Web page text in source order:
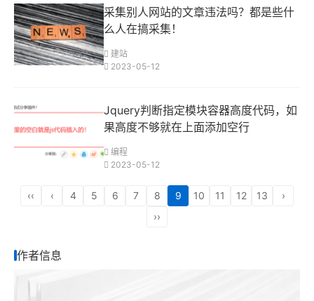
采集别人网站的文章违法吗？都是些什
么人在搞采集！
建站
2023-05-12
Jquery判断指定模块容器高度代码，如
果高度不够就在上面添加空行
编程
2023-05-12
‹‹ ‹ 4 5 6 7 8 9 10 11 12 13
›
››
作者信息